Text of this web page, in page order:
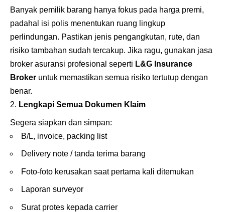
Banyak pemilik barang hanya fokus pada harga premi,
padahal isi polis menentukan ruang lingkup
perlindungan. Pastikan jenis pengangkutan, rute, dan
risiko tambahan sudah tercakup. Jika ragu, gunakan jasa
broker asuransi profesional seperti L&G Insurance
Broker untuk memastikan semua risiko tertutup dengan
benar.
Lengkapi Semua Dokumen Klaim
Segera siapkan dan simpan:
B/L, invoice, packing list
Delivery note / tanda terima barang
Foto-foto kerusakan saat pertama kali ditemukan
Laporan surveyor
Surat protes kepada carrier